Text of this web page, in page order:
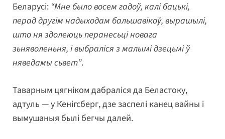
Беларусі: “Мне было восем гадоў, калі бацькі,
перад другім надыходам бальшавікоў, вырашылі,
што ня здолеюць перанесьці новага
зьняволеньня, і выбраліся з малымі дзецьмі ў
няведамы сьвет”.
Таварным цягніком дабраліся да Беластоку,
адтуль — у Кенігсберг, дзе заспелі канец вайны і
вымушаныя былі бегчы далей.